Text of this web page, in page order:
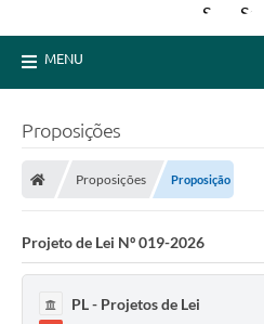
MENU
Proposições
Proposições Proposição
Projeto de Lei Nº 019-2026
PL - Projetos de Lei